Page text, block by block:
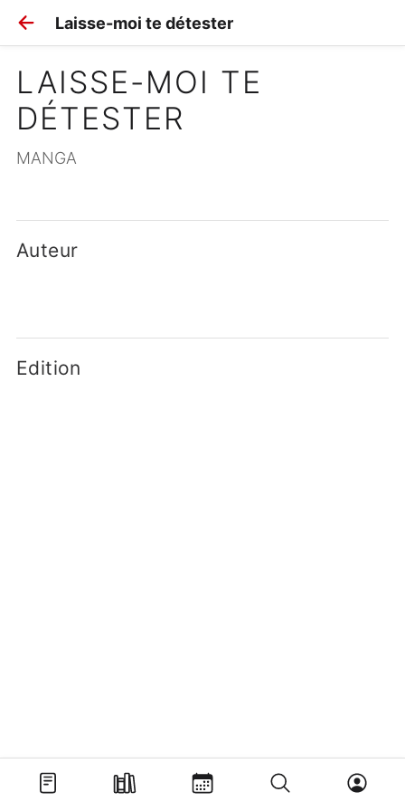
Laisse-moi te détester
LAISSE-MOI TE
DÉTESTER
MANGA
Auteur
Edition